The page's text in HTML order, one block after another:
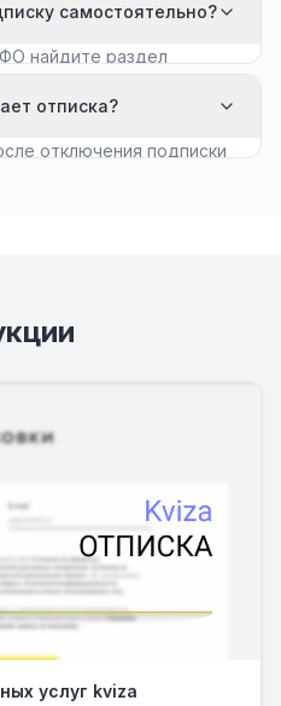
самостоятельно?
найдите раздел
отписка?
отключения подписки
услуг kviza